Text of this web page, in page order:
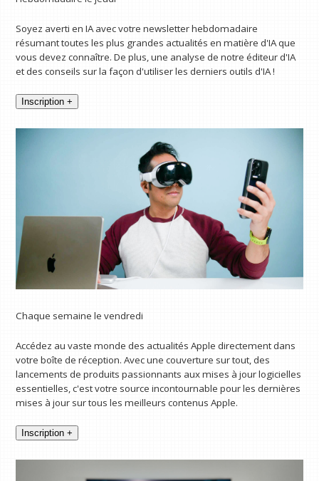
Soyez averti en IA avec votre newsletter hebdomadaire
résumant toutes les plus grandes actualités en matière d'IA que
vous devez connaître. De plus, une analyse de notre éditeur d'IA
et des conseils sur la façon d'utiliser les derniers outils d'IA !
Inscription +
Chaque semaine le vendredi
Accédez au vaste monde des actualités Apple directement dans
votre boîte de réception. Avec une couverture sur tout, des
lancements de produits passionnants aux mises à jour logicielles
essentielles, c'est votre source incontournable pour les dernières
mises à jour sur tous les meilleurs contenus Apple.
Inscription +